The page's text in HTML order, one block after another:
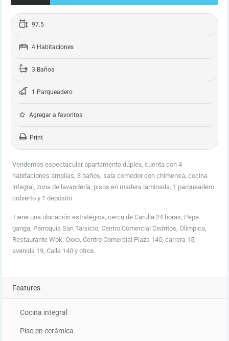
97.5
4 Habitaciones
3 Baños
1 Parqueadero
Agregar a favoritos
Print
Vendemos espectacular apartamento dúplex, cuenta con 4
habitaciones amplias, 3 baños, sala comedor con chimenea, cocina
integral, zona de lavandería, pisos en madera laminada, 1 parqueadero
cubierto y 1 depósito.
Tiene una ubicación estratégica, cerca de Carulla 24 horas, Pepe
ganga, Parroquia San Tarsicio, Centro Comercial Cedritos, Olímpica,
Restaurante Wok, Oxxo, Centro Comercial Plaza 140, carrera 15,
avenida 19, Calle 140 y otros.
Features
Cocina integral
Piso en cerámica